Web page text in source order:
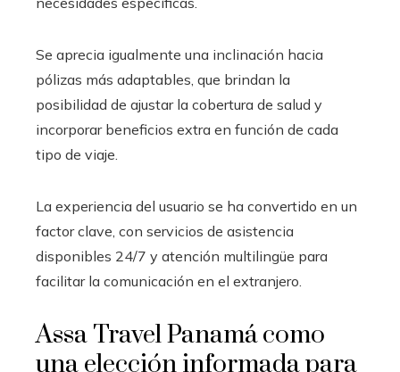
Se aprecia igualmente una inclinación hacia
pólizas más adaptables, que brindan la
posibilidad de ajustar la cobertura de salud y
incorporar beneficios extra en función de cada
tipo de viaje.
La experiencia del usuario se ha convertido en un
factor clave, con servicios de asistencia
disponibles 24/7 y atención multilingüe para
facilitar la comunicación en el extranjero.
Assa Travel Panamá como
una elección informada para